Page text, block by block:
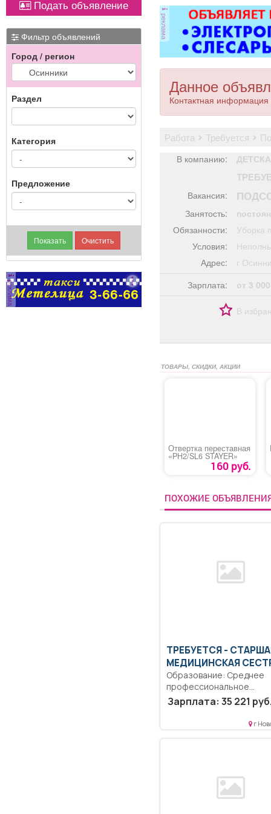
оборудованием,
имеется парковка, торг
уместен.
Вывоз мусора.
оборудованием,
имеется парковка, торг
уместен.
Вывоз мусора.
Подать объявление
Фильтр объявлений
Город / регион
Раздел
Категория
Предложение
реклама
реклама
Данное
Контактная информация
работа требуется
В компанию:
Вакансия:
Занятость:
Обязанности:
Уборка
Условия:
Адрес:
г
Зарплата:
от 3
В
ТОВАРЫ, СКИДКИ, АКЦИИ
Отвертка переставная
«PH2/SL6 STAYER»
160 руб.
ПОХОЖИЕ
ТРЕБУЕТСЯ -
МЕДИЦИНСКАЯ
Образование: Среднее
профессиональное
образование. Справка об
отсутствии судимости.
административном...
Зарплата: 35 221 руб.
г